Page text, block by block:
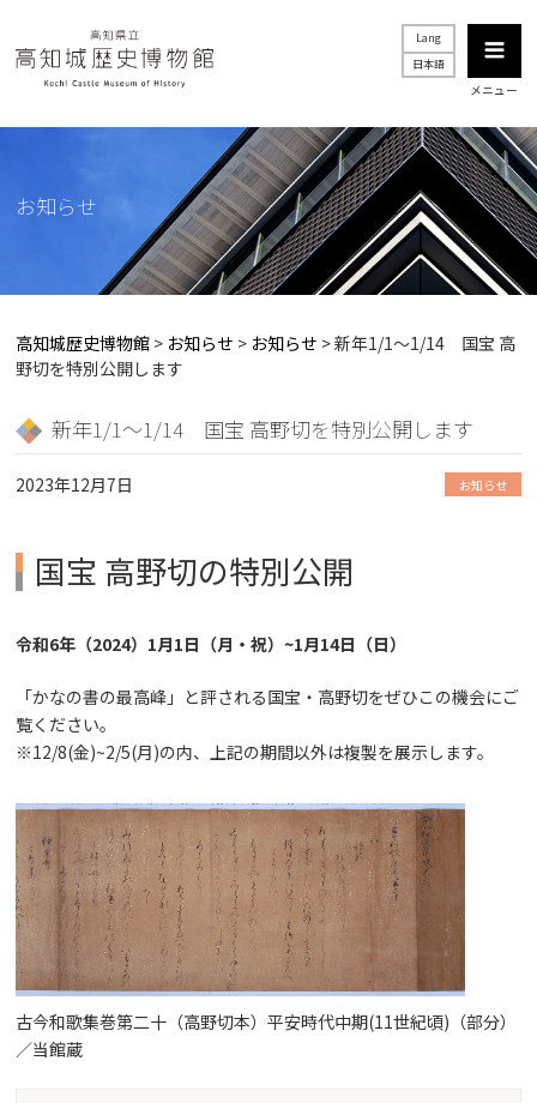
Lang
日本語
メニュー
お知らせ
高知城歴史博物館 > お知らせ > お知らせ >新年1/1～1/14 国宝 高
野切を特別公開します
新年1/1～1/14 国宝 高野切を特別公開します
2023年12月7日 お知らせ
国宝 高野切の特別公開
令和6年（2024）1月1日（月・祝）~1月14日（日）
「かなの書の最高峰」と評される国宝・高野切をぜひこの機会にご
覧ください。
※12/8(金)~2/5(月)の内、上記の期間以外は複製を展示します。
古今和歌集巻第二十（高野切本）平安時代中期(11世紀頃)（部分）
／当館蔵